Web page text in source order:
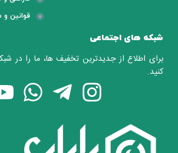
شبکه های اجتماعی
قوانین و
برای اطلاع از جدیدترین تخفیف ها، ما را در شبکه
کنید.